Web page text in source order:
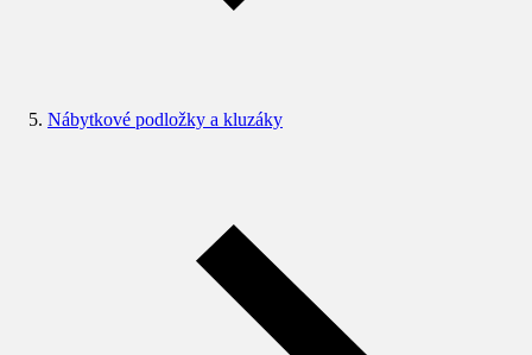
Nábytkové podložky a kluzáky